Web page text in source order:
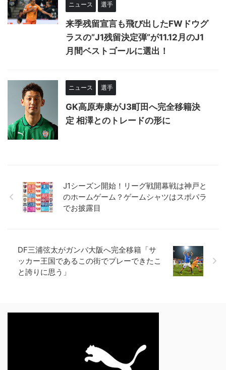
ニュース 選手
来季残留宣言も飛び出したFWドウグ
ラスの”J1残留決定弾”が11.12月のJ1
月間ベストゴールに選出！
ニュース 選手
GK高原寿康がJ3町田へ完全移籍決
定 相澤とのトレードの形に
J1シーズン開始！リーグ戦開幕戦は神戸と
のホームゲーム？ゲームシャツはスポパラ
でお披露目
DF三浦弦太がガンバ大阪へ完全移籍「サ
ッカー王国であるこの街でプレーできたこ
と誇りに思う」